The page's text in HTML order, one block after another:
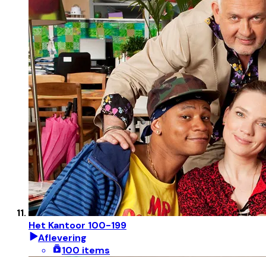
Het Kantoor 100-199
Aflevering
100 items